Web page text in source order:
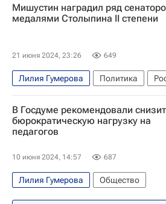
Навигатор абитуриента
Мишустин наградил ряд
медалями Столыпина II степени
21 июня 2024, 23:26 649
Лилия Гумерова Политика
Михаил Мишустин
Анатолий
Совет Федерации РФ
В Госдуме рекомендовали
бюрократическую нагрузку на
педагогов
10 июня 2024, 14:57 687
Лилия Гумерова
Общество
Ольга Казакова
Госдума РФ